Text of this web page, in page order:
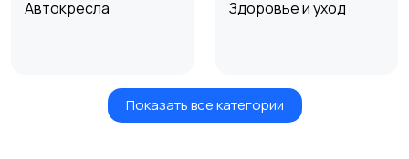
Автокресла Здоровье и уход
Игрушки и игры Детские коляски
Показать все категории